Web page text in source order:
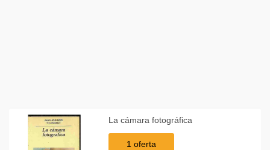
La cámara fotográfica
1 oferta